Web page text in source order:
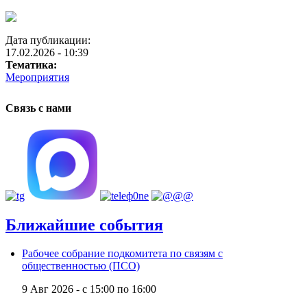
Дата публикации:
17.02.2026 - 10:39
Тематика:
Мероприятия
Связь с нами
Ближайшие события
Рабочее собрание подкомитета по связям с
общественностью (ПСО)
9 Авг 2026 - с 15:00 по 16:00